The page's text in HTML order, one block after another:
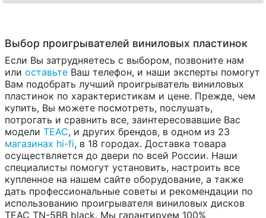
Выбор проигрывателей виниловых пластинок
Если Вы затрудняетесь с выбором, позвоните нам
или оставьте Ваш телефон, и наши эксперты помогут
Вам подобрать лучший проигрыватель виниловых
пластинок по характеристикам и цене. Прежде, чем
купить, Вы можете посмотреть, послушать,
потрогать и сравнить все, заинтересовавшие Вас
модели TEAC, и других брендов, в одном из 23
магазинах hi-fi, в 18 городах. Доставка товара
осуществляется до двери по всей России. Наши
специалисты помогут установить, настроить все
купленное на нашем сайте оборудование, а также
дать профессиональные советы и рекомендации по
использованию проигрывателя виниловых дисков
TEAC TN-5BB black. Мы гарантируем 100%